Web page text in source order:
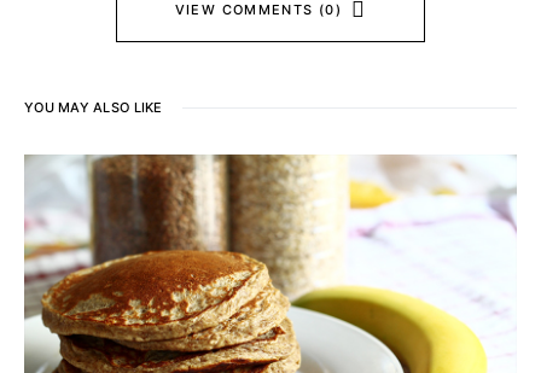
VIEW COMMENTS (0)
YOU MAY ALSO LIKE